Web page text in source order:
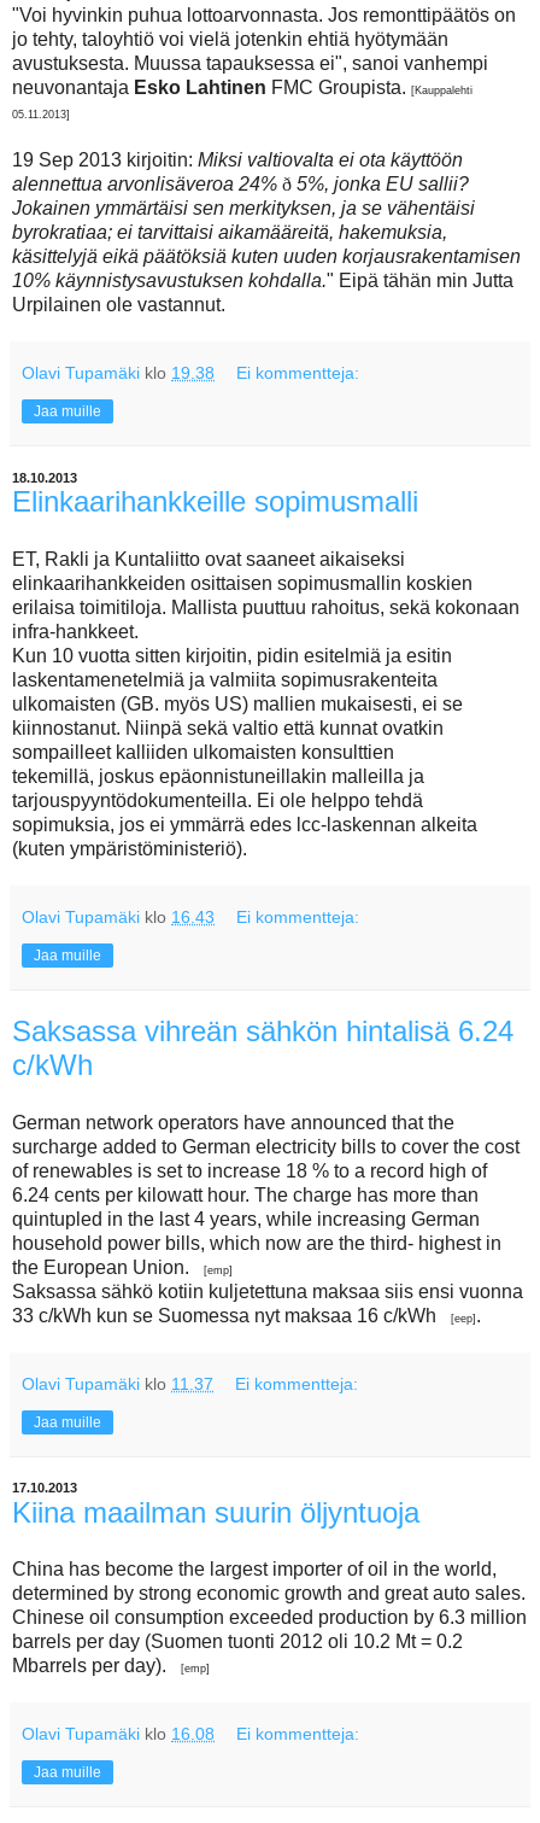
"Voi hyvinkin puhua lottoarvonnasta. Jos remonttipäätös on
jo tehty, taloyhtiö voi vielä jotenkin ehtiä hyötymään
avustuksesta. Muussa tapauksessa ei", sanoi vanhempi
neuvonantaja Esko Lahtinen FMC Groupista. [Kauppalehti
05.11.2013]
19 Sep 2013 kirjoitin: Miksi valtiovalta ei ota käyttöön
alennettua arvonlisäveroa 24% ð 5%, jonka EU sallii?
Jokainen ymmärtäisi sen merkityksen, ja se vähentäisi
byrokratiaa; ei tarvittaisi aikamääreitä, hakemuksia,
käsittelyjä eikä päätöksiä kuten uuden korjausrakentamisen
10% käynnistysavustuksen kohdalla." Eipä tähän min Jutta
Urpilainen ole vastannut.
Olavi Tupamäki klo 19.38 Ei kommentteja:
Jaa muille
18.10.2013
Elinkaarihankkeille sopimusmalli
ET, Rakli ja Kuntaliitto ovat saaneet aikaiseksi
elinkaarihankkeiden osittaisen sopimusmallin koskien
erilaisa toimitiloja. Mallista puuttuu rahoitus, sekä kokonaan
infra-hankkeet.
Kun 10 vuotta sitten kirjoitin, pidin esitelmiä ja esitin
laskentamenetelmiä ja valmiita sopimusrakenteita
ulkomaisten (GB. myös US) mallien mukaisesti, ei se
kiinnostanut. Niinpä sekä valtio että kunnat ovatkin
sompailleet kalliiden ulkomaisten konsulttien
tekemillä, joskus epäonnistuneillakin malleilla ja
tarjouspyyntödokumenteilla. Ei ole helppo tehdä
sopimuksia, jos ei ymmärrä edes lcc-laskennan alkeita
(kuten ympäristöministeriö).
Olavi Tupamäki klo 16.43 Ei kommentteja:
Jaa muille
Saksassa vihreän sähkön hintalisä 6.24
c/kWh
German network operators have announced that the
surcharge added to German electricity bills to cover the cost
of renewables is set to increase 18 % to a record high of
6.24 cents per kilowatt hour. The charge has more than
quintupled in the last 4 years, while increasing German
household power bills, which now are the third- highest in
the European Union.
[emp]
Saksassa sähkö kotiin kuljetettuna maksaa siis ensi vuonna
33 c/kWh kun se Suomessa nyt maksaa 16 c/kWh
[eep] .
Olavi Tupamäki klo 11.37 Ei kommentteja:
Jaa muille
17.10.2013
Kiina maailman suurin öljyntuoja
China has become the largest importer of oil in the world,
determined by strong economic growth and great auto sales.
Chinese oil consumption exceeded production by 6.3 million
barrels per day (Suomen tuonti 2012 oli 10.2 Mt = 0.2
Mbarrels per day).
[emp]
Olavi Tupamäki klo 16.08 Ei kommentteja:
Jaa muille